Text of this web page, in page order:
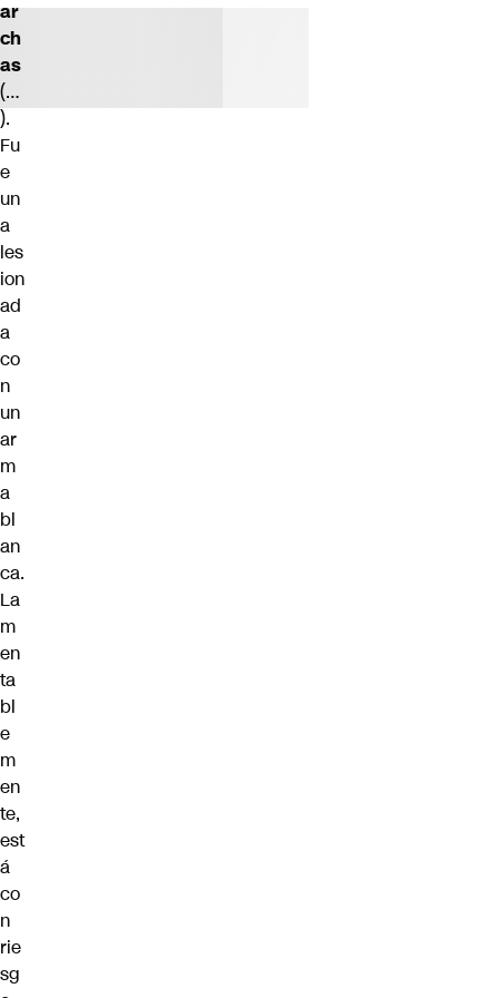
ar
ch
as
(…
).
Fu
e
un
a
les
ion
ad
a
co
n
un
ar
m
a
bl
an
ca.
La
m
en
ta
bl
e
m
en
te,
est
á
co
n
rie
sg